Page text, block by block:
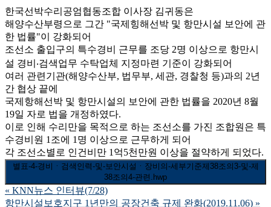
한국선박수리공엄협동조합 이사장 김귀동은
해양수산부령으로 그간 "국제힝해선박 및 항만시설 보안에 관
한 법률"이 강화되어
조선소 출입구의 특수경비 근무를 조당 2명 이상으로 항만시
설 경비‧검색업무 수탁업체 지정마련 기준이 강화되어
여러 관련기관(해양수산부, 법무부, 세관, 경찰청 등)과의 2년
간 협상 끝에
국제항해선박 및 항만시설의 보안에 관한 법률을 2020년 8월
19일 자로 법을 개정하였다.
이로 인해 수리만을 목적으로 하는 조선소를 가진 조합원은 특
수경비원 1조에 1명 이상으로 근무하게 되어
각 조선소별로 인건비만 1억5천만원 이상을 절약하게 되었다.
별표-4-경비ㆍ검색인력-및-보안시설ㆍ장비의-세부기준제38조의3-및-제
38조의4-관련.hwp
« KNN뉴스 인터뷰(7/28)
항만시설보호지구 1년만의 공장건축 규제 완화(2019.11.06) »